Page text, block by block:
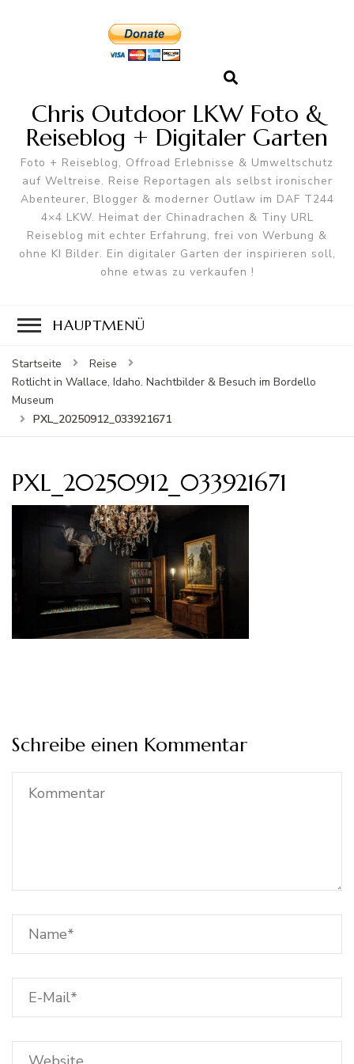
Chris Outdoor LKW Foto &
Reiseblog + Digitaler Garten
Foto + Reiseblog, Offroad Erlebnisse & Umweltschutz
auf Weltreise. Reise Reportagen als selbst ironischer
Abenteurer, Blogger & moderner Outlaw im DAF T244
4×4 LKW. Heimat der Chinadrachen & Tiny URL
Reiseblog mit echter Erfahrung, frei von Werbung &
ohne KI Bilder. Ein digitaler Garten der inspirieren soll,
ohne etwas zu verkaufen !
HAUPTMENÜ
Startseite
Reise
Rotlicht in Wallace, Idaho. Nachtbilder & Besuch im Bordello
Museum
PXL_20250912_033921671
PXL_20250912_033921671
Schreibe einen Kommentar